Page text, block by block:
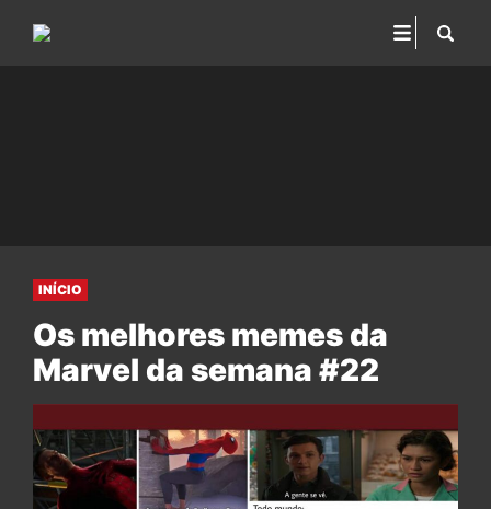
INÍCIO
Os melhores memes da
Marvel da semana #22